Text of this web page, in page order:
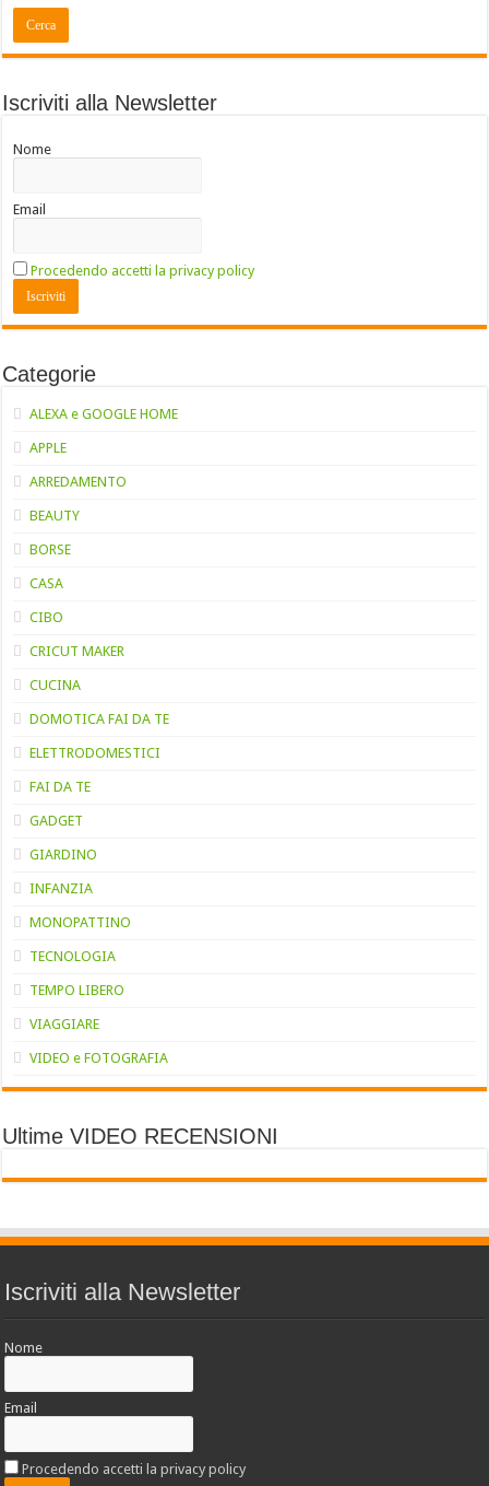
Iscriviti alla Newsletter
Nome
Email
Procedendo accetti la privacy policy
Categorie
ALEXA e GOOGLE HOME
APPLE
ARREDAMENTO
BEAUTY
BORSE
CASA
CIBO
CRICUT MAKER
CUCINA
DOMOTICA FAI DA TE
ELETTRODOMESTICI
FAI DA TE
GADGET
GIARDINO
INFANZIA
MONOPATTINO
TECNOLOGIA
TEMPO LIBERO
VIAGGIARE
VIDEO e FOTOGRAFIA
Ultime VIDEO RECENSIONI
Iscriviti alla Newsletter
Nome
Email
Procedendo accetti la privacy policy